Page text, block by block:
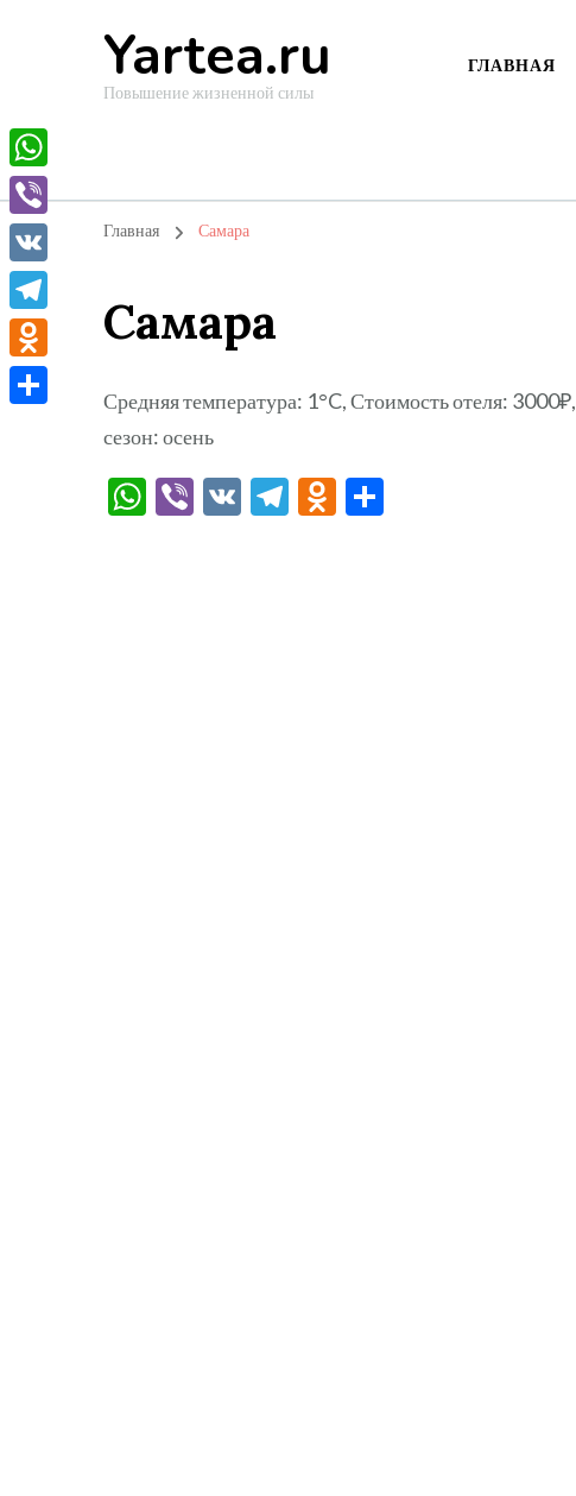
Yartea.ru
Повышение жизненной силы
ГЛАВНАЯ
Главная Самара
Самара
Средняя температура: 1°C, Стоимость отеля:
сезон: осень
WhatsApp
Viber
VK Telegram
Odnoklassniki
WhatsApp
Viber
VK
Telegram
Odnoklassniki